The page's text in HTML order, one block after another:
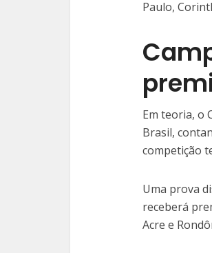
Paulo,
Em teoria, o
Brasil,
competição
Uma prova
receberá
Acre e